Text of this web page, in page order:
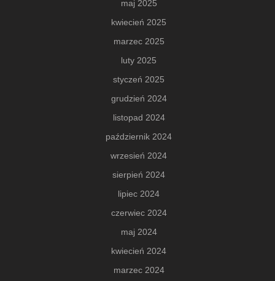
maj 2025
kwiecień 2025
marzec 2025
luty 2025
styczeń 2025
grudzień 2024
listopad 2024
październik 2024
wrzesień 2024
sierpień 2024
lipiec 2024
czerwiec 2024
maj 2024
kwiecień 2024
marzec 2024